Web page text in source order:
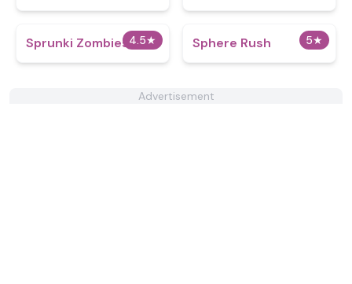
4.5★
Sprunki Zombies 5★
Sphere Rush
Advertisement